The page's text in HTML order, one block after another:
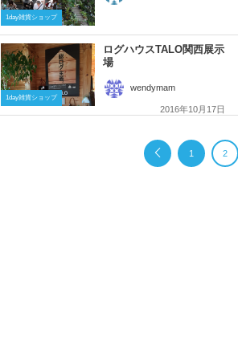
1day雑貨ショップ
1day雑貨ショップ
ログハウスTALO関西展示
場
wendymam
2016年10月17日
1 2